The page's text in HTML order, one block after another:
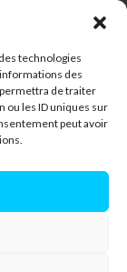
technologies
des
de traiter
ou les ID uniques sur
peut avoir